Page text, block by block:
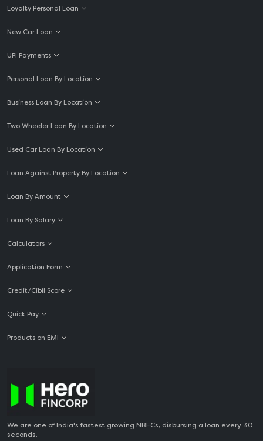
Loyalty Personal Loan
New Car Loan
UPI Payments
Personal Loan By Location
Business Loan By Location
Two Wheeler Loan By Location
Used Car Loan By Location
Loan Against Property By Location
Loan By Amount
Loan By Salary
Calculators
Application Form
Credit/Cibil Score
Quick Pay
Products on EMI
We are one of India's fastest growing NBFCs, disbursing a loan every 30
seconds.